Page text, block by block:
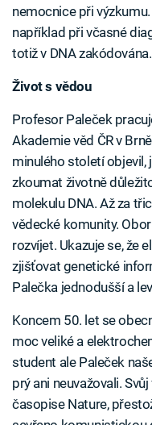
nemocnice při
například při včasné
totiž v DNA zakódována.
Život s vědou
Profesor Paleček
Akademie věd ČR v
minulého století
zkoumat životně
molekulu DNA. Až za
vědecké komunity.
rozvíjet. Ukazuje se, že
zjišťovat genetické
Palečka jednodušší a
Koncem 50. let se
moc veliké a
student ale Paleček
prý ani neuvažovali.
časopise Nature,